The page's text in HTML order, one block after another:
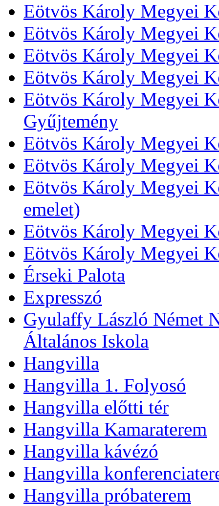
Eötvös Károly Megyei
Eötvös Károly Megyei
Eötvös Károly Megyei
Eötvös Károly Megyei
Eötvös Károly Megyei
Gyűjtemény
Eötvös Károly Megyei
Eötvös Károly Megyei
Eötvös Károly Megyei
emelet)
Eötvös Károly Megyei
Eötvös Károly Megyei
Érseki Palota
Expresszó
Gyulaffy László Német
Általános Iskola
Hangvilla
Hangvilla 1. Folyosó
Hangvilla előtti tér
Hangvilla Kamaraterem
Hangvilla kávézó
Hangvilla
Hangvilla próbaterem